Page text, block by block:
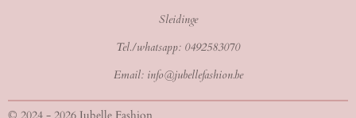
Sleidinge
Tel./whatsapp: 0492583070
Email: info@jubellefashion.be